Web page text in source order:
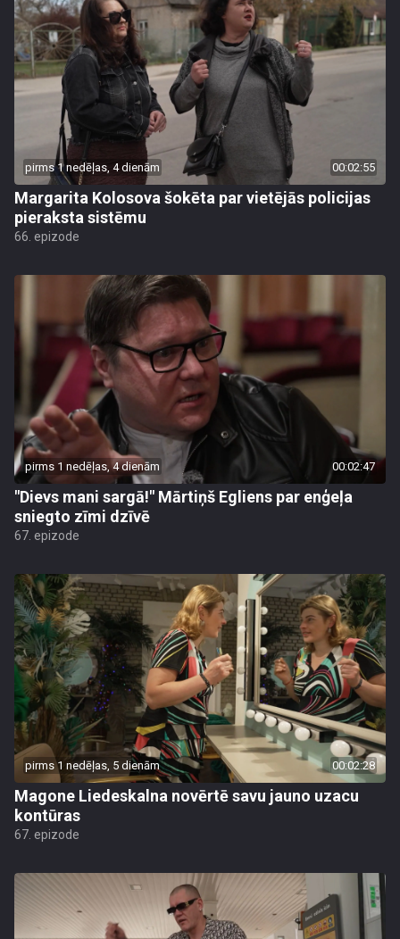
pirms 1 nedēļas, 4 dienām 00:02:55
Margarita Kolosova šokēta par vietējās policijas
pieraksta sistēmu
66. epizode
pirms 1 nedēļas, 4 dienām 00:02:47
"Dievs mani sargā!" Mārtiņš Egliens par enģeļa
sniegto zīmi dzīvē
67. epizode
pirms 1 nedēļas, 5 dienām 00:02:28
Magone Liedeskalna novērtē savu jauno uzacu
kontūras
67. epizode